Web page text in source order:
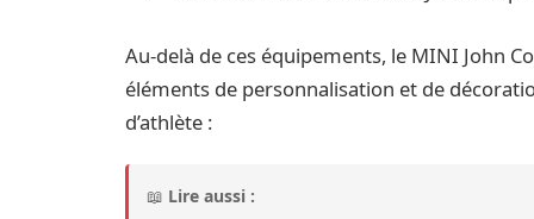
Au-delà de ces équipements, le MINI John
éléments de personnalisation et de
d’athlète :
📖 Lire aussi :